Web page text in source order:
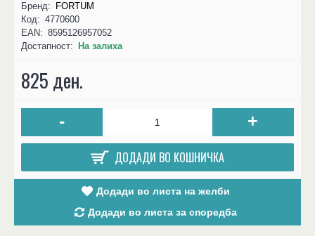
Бренд:
FORTUM
Код: 4770600
EAN: 8595126957052
Достапност:
На залиха
825 ден.
- +
ДОДАДИ ВО КОШНИЧКА
Додади во листа на желби
Додади во листа за споредба